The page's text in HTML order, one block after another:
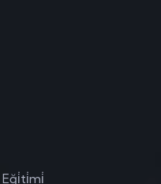
Eği̇ti̇mi̇